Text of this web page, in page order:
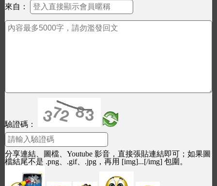
來自：
驗證碼：
分享連結、圖檔、Youtube 影音，直接張貼連結即可；如果圖
檔結尾不是 .png、.gif、.jpg，再用 [img]...[/img] 包圍。